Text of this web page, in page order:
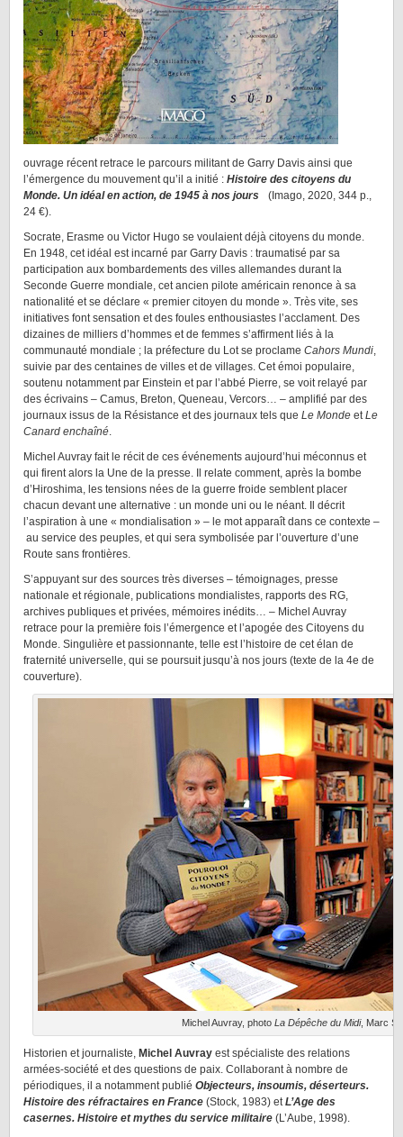
ouvrage récent retrace le parcours militant de Garry Davis ainsi que
l’émergence du mouvement qu’il a initié : Histoire des citoyens du
Monde. Un idéal en action, de 1945 à nos jours (Imago, 2020, 344 p.,
24 €).
Socrate, Erasme ou Victor Hugo se voulaient déjà citoyens du monde.
En 1948, cet idéal est incarné par Garry Davis : traumatisé par sa
participation aux bombardements des villes allemandes durant la
Seconde Guerre mondiale, cet ancien pilote américain renonce à sa
nationalité et se déclare « premier citoyen du monde ». Très vite, ses
initiatives font sensation et des foules enthousiastes l’acclament. Des
dizaines de milliers d’hommes et de femmes s’affirment liés à la
communauté mondiale ; la préfecture du Lot se proclame Cahors Mundi
suivie par des centaines de villes et de villages. Cet émoi populaire,
soutenu notamment par Einstein et par l’abbé Pierre, se voit relayé par
des écrivains – Camus, Breton, Queneau, Vercors… – amplifié par des
journaux issus de la Résistance et des journaux tels que Le Monde et Le
Canard enchaîné
Michel Auvray fait le récit de ces événements aujourd’hui méconnus et
qui firent alors la Une de la presse. Il relate comment, après la bombe
d’Hiroshima, les tensions nées de la guerre froide semblent placer
chacun devant une alternative : un monde uni ou le néant. Il décrit
l’aspiration à une « mondialisation » – le mot apparaît dans ce contexte –
au service des peuples, et qui sera symbolisée par l’ouverture d’une
Route sans frontières.
S’appuyant sur des sources très diverses – témoignages, presse
nationale et régionale, publications mondialistes, rapports des RG,
archives publiques et privées, mémoires inédits… – Michel Auvray
retrace pour la première fois l’émergence et l’apogée des Citoyens du
Monde. Singulière et passionnante, telle est l’histoire de cet élan de
fraternité universelle, qui se poursuit jusqu’à nos jours (texte de la 4e de
couverture).
Michel Auvray, photo La Dépêche du Midi, Marc
Historien et journaliste, Michel Auvray est spécialiste des relations
armées-société et des questions de paix. Collaborant à nombre de
périodiques, il a notamment publié Objecteurs, insoumis, déserteurs.
Histoire des réfractaires en France (Stock, 1983) et L’Age des
casernes. Histoire et mythes du service militaire (L’Aube, 1998).